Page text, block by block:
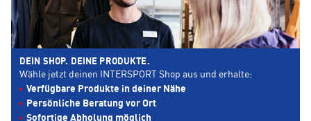
DEIN SHOP. DEINE PRODUKTE.
Wähle jetzt deinen INTERSPORT Shop aus und erhalte:
Verfügbare Produkte in deiner Nähe
Persönliche Beratung vor Ort
Sofortige Abholung möglich